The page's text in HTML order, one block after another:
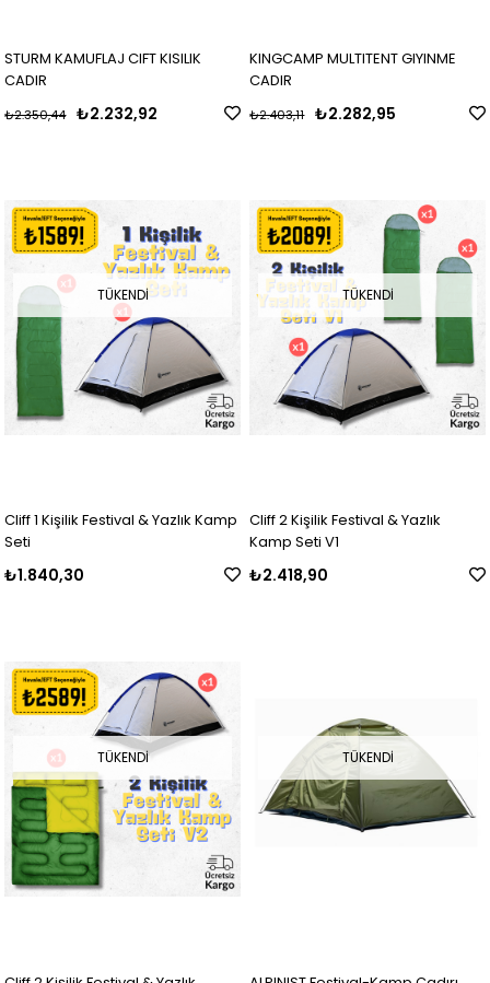
STURM KAMUFLAJ CIFT KISILIK
CADIR
₺2.232,92
₺2.350,44
KINGCAMP MULTITENT GIYINME
CADIR
₺2.282,95
₺2.403,11
TÜKENDI
Cliff 1 Kişilik Festival & Yazlık Kamp
Seti
₺1.840,30
TÜKENDI
Cliff 2 Kişilik Festival & Yazlık
Kamp Seti V1
₺2.418,90
TÜKENDI TÜKENDI